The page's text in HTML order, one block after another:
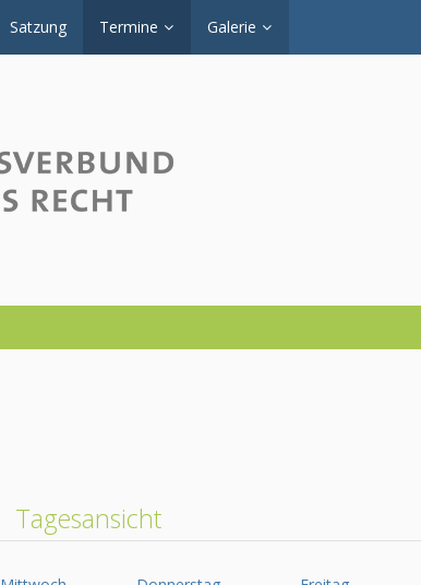
Satzung Termine Galerie
Tagesansicht